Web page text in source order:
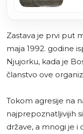
Zastava je prvi put
maja 1992. godine
Njujorku, kada je
članstvo ove
Tokom agresije na
najprepoznatljivijih
države, a mnogi je i